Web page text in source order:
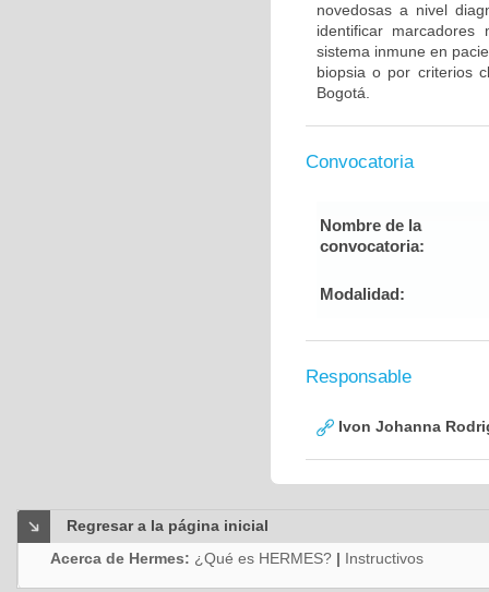
novedosas a nivel
identificar marcadores
sistema inmune en
biopsia o por criterios
Bogotá.
Convocatoria
Nombre de la
convocatoria:
Modalidad:
Responsable
Ivon Johanna
Regresar a la página inicial
Acerca de Hermes: ¿Qué es HERMES? | Instructivos